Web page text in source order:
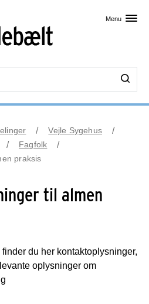
Menu
Vejle Sygehus
Fagfolk
praksis
til almen
du her kontaktoplysninger,
oplysninger om